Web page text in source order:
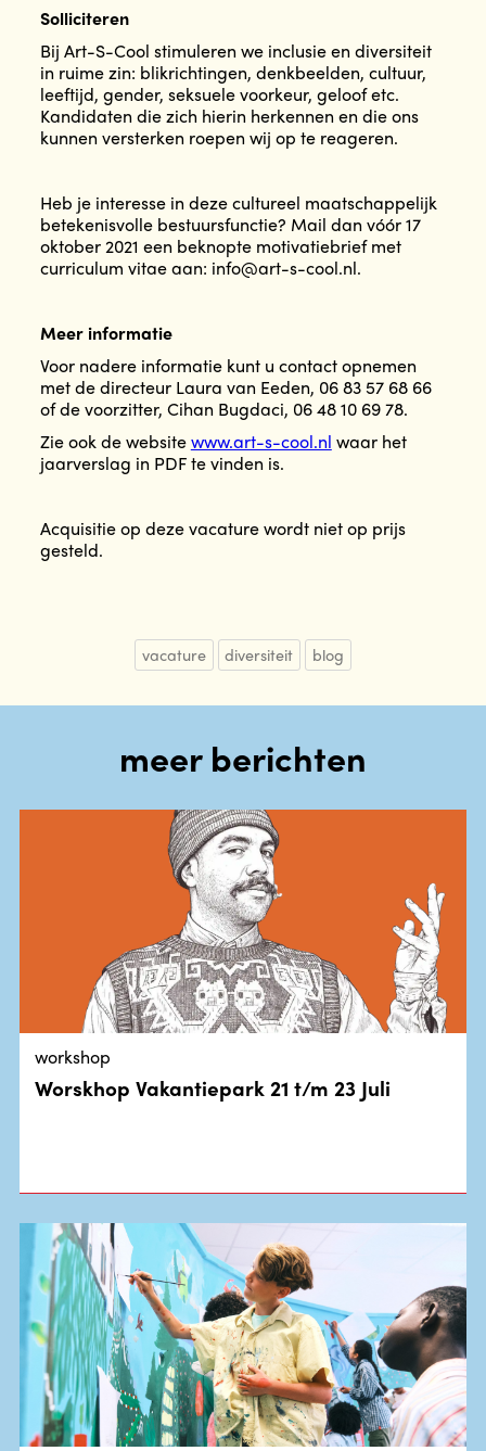
Solliciteren
Bij Art-S-Cool stimuleren we inclusie en diversiteit
in ruime zin: blikrichtingen, denkbeelden, cultuur,
leeftijd, gender, seksuele voorkeur, geloof etc.
Kandidaten die zich hierin herkennen en die ons
kunnen versterken roepen wij op te reageren.
Heb je interesse in deze cultureel maatschappelijk
betekenisvolle bestuursfunctie? Mail dan vóór 17
oktober 2021 een beknopte motivatiebrief met
curriculum vitae aan: info@art-s-cool.nl.
Meer informatie
Voor nadere informatie kunt u contact opnemen
met de directeur Laura van Eeden, 06 83 57 68 66
of de voorzitter, Cihan Bugdaci, 06 48 10 69 78.
Zie ook de websitewww.art-s-cool.nl waar het
jaarverslag in PDF te vinden is.
Acquisitie op deze vacature wordt niet op prijs
gesteld.
vacature diversiteit blog
meer berichten
workshop
Worskhop Vakantiepark 21 t/m 23 Juli